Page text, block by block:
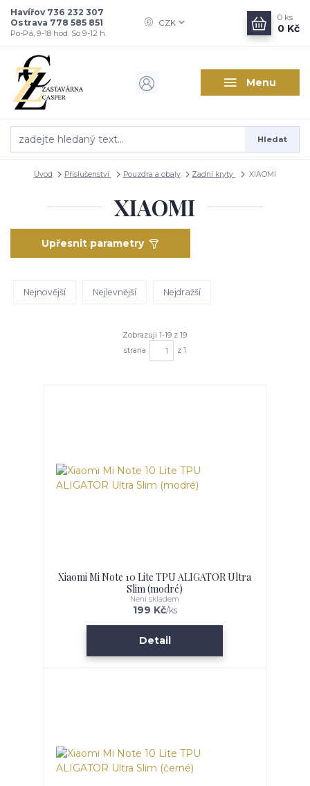
Menu
CZK
Hledat
Havířov 736 232 307
Ostrava 778 585 851
Po-Pá, 9-18 hod. So 9-12 h.
0 ks
0 Kč
Úvod Příslušenství Pouzdra a obaly Zadní kryty XIAOMI
XIAOMI
Upřesnit parametry
Nejnovější Nejlevnější Nejdražší
Zobrazuji 1-19 z 19
strana
z 1
Xiaomi Mi Note 10 Lite TPU ALIGATOR Ultra
Slim (modré)
199 Kč/ks
Není skladem
Detail